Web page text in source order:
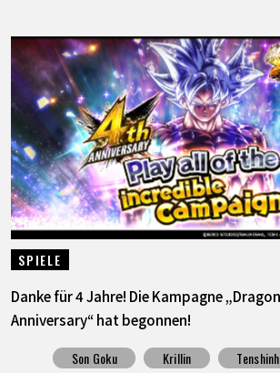
SPIELE
Danke für 4 Jahre! Die Kampagne
Anniversary“ hat begonnen!
Son Goku Krillin